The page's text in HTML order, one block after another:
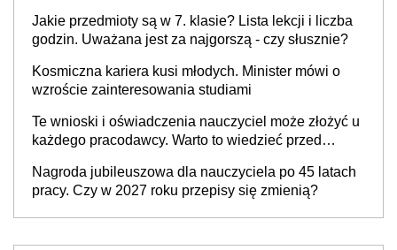
Jakie przedmioty są w 7. klasie? Lista lekcji i liczba
godzin. Uważana jest za najgorszą - czy słusznie?
Kosmiczna kariera kusi młodych. Minister mówi o
wzroście zainteresowania studiami
Te wnioski i oświadczenia nauczyciel może złożyć u
każdego pracodawcy. Warto to wiedzieć przed
Nagroda jubileuszowa dla nauczyciela po 45 latach
pracy. Czy w 2027 roku przepisy się zmienią?